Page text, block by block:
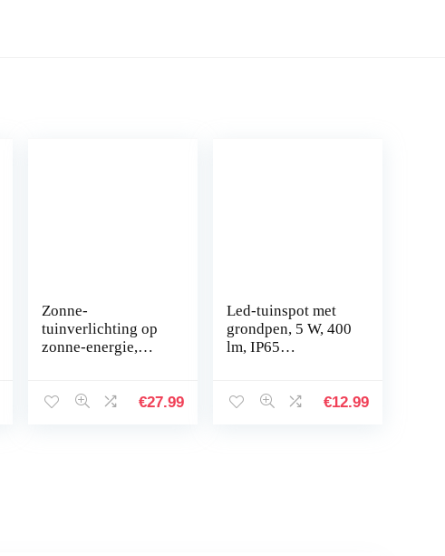
Zonne-
tuinverlichting op
zonne-energie,
waterdicht,
€27.99
Led-tuinspot met
grondpen, 5 W, 400
lm, IP65
plantenstraler,
€12.99